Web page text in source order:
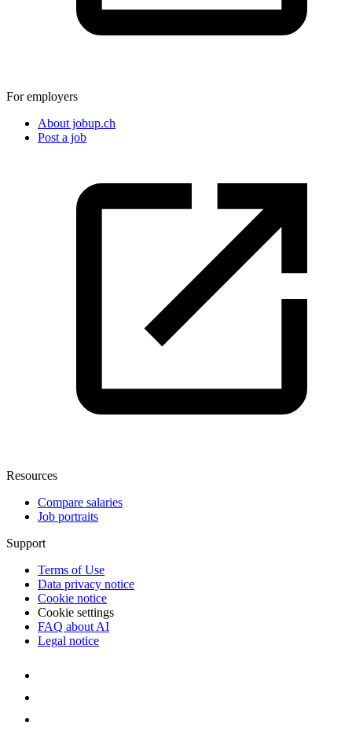
For employers
About jobup.ch
Post a job
Resources
Compare salaries
Job portraits
Support
Terms of Use
Data privacy notice
Cookie notice
Cookie settings
FAQ about AI
Legal notice